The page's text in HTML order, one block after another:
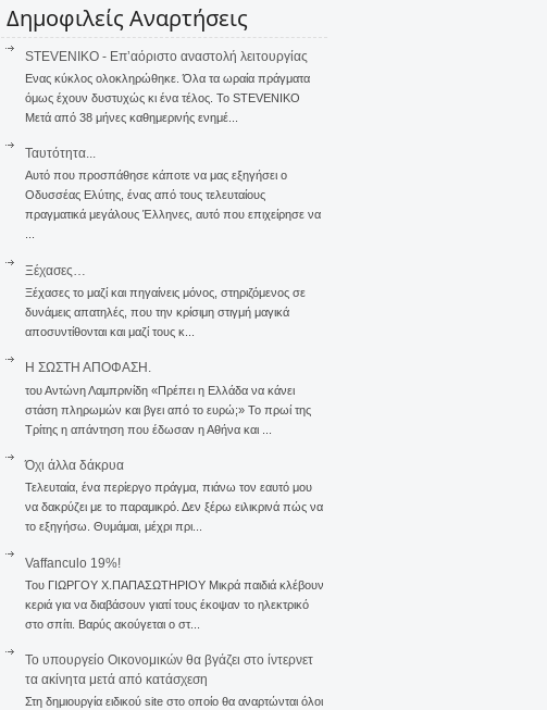
Δημοφιλείς Αναρτήσεις
STEVENIKO - Επ’αόριστο αναστολή λειτουργίας
Ενας κύκλος ολοκληρώθηκε. Όλα τα ωραία πράγματα
όμως έχουν δυστυχώς κι ένα τέλος. Το STEVENIKO
Μετά από 38 μήνες καθημερινής ενημέ...
Ταυτότητα...
Αυτό που προσπάθησε κάποτε να μας εξηγήσει ο
Οδυσσέας Ελύτης, ένας από τους τελευταίους
πραγματικά μεγάλους Έλληνες, αυτό που επιχείρησε να
...
Ξέχασες…
Ξέχασες το μαζί και πηγαίνεις μόνος, στηριζόμενος σε
δυνάμεις απατηλές, που την κρίσιμη στιγμή μαγικά
αποσυντίθονται και μαζί τους κ...
Η ΣΩΣΤΗ ΑΠΟΦΑΣΗ.
του Αντώνη Λαμπρινίδη «Πρέπει η Ελλάδα να κάνει
στάση πληρωμών και βγει από το ευρώ;» Το πρωί της
Τρίτης η απάντηση που έδωσαν η Αθήνα και ...
Όχι άλλα δάκρυα
Τελευταία, ένα περίεργο πράγμα, πιάνω τον εαυτό μου
να δακρύζει με το παραμικρό. Δεν ξέρω ειλικρινά πώς να
το εξηγήσω. Θυμάμαι, μέχρι πρι...
Vaffanculo 19%!
Του ΓΙΩΡΓΟΥ Χ.ΠΑΠΑΣΩΤΗΡΙΟΥ Μικρά παιδιά κλέβουν
κεριά για να διαβάσουν γιατί τους έκοψαν το ηλεκτρικό
στο σπίτι. Βαρύς ακούγεται ο στ...
To υπουργείο Οικονομικών θα βγάζει στο ίντερνετ
τα ακίνητα μετά από κατάσχεση
Στη δημιουργία ειδικού site στο οποίο θα αναρτώνται όλοι